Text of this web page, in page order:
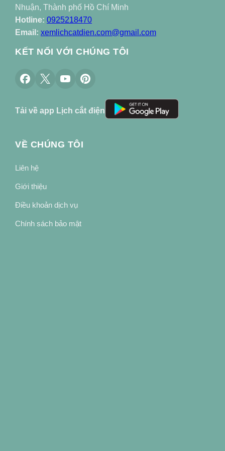
Nhuận, Thành phố Hồ Chí Minh
Hotline: 0925218470
Email: xemlichcatdien.com@gmail.com
KẾT NỐI VỚI CHÚNG TÔI
Tải về app Lịch cắt điện
VỀ CHÚNG TÔI
Liên hệ
Giới thiệu
Điều khoản dịch vụ
Chính sách bảo mật